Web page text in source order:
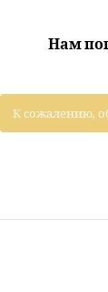
Нам
К сожалению,